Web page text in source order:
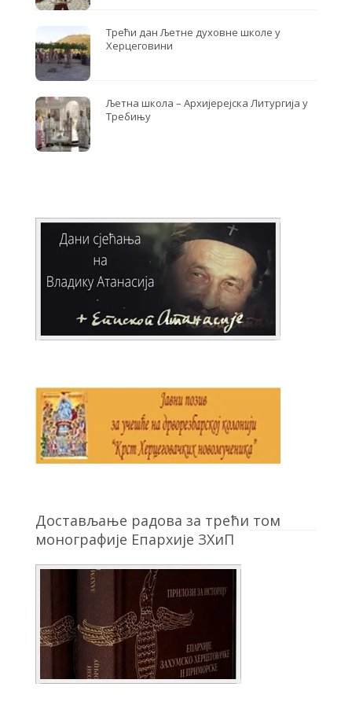
Трећи дан Љетне духовне школе у
Херцеговини
Љетна школа – Архијерејска Литургија у
Требињу
Достављање радова за трећи том
монографије Епархије ЗХиП